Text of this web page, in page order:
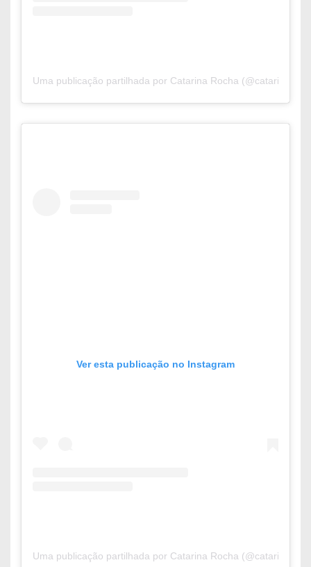
Uma publicação partilhada por Catarina Rocha
Ver esta publicação no Instagram
Uma publicação partilhada por Catarina Rocha